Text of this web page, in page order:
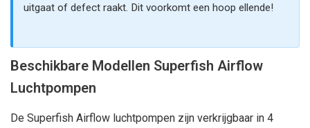
uitgaat of defect raakt. Dit voorkomt een hoop ellende!
Beschikbare Modellen Superfish Airflow
Luchtpompen
De Superfish Airflow luchtpompen zijn verkrijgbaar in 4